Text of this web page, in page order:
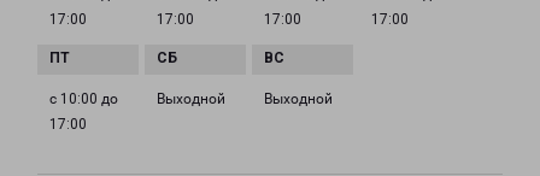
17:00
17:00
17:00
17:00
с 10:00 до
17:00
Выходной Выходной